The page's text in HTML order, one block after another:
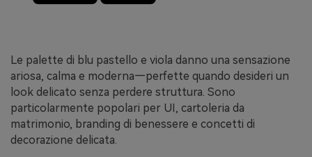
Le palette di blu pastello e viola danno una sensazione
ariosa, calma e moderna—perfette quando desideri un
look delicato senza perdere struttura. Sono
particolarmente popolari per UI, cartoleria da
matrimonio, branding di benessere e concetti di
decorazione delicata.